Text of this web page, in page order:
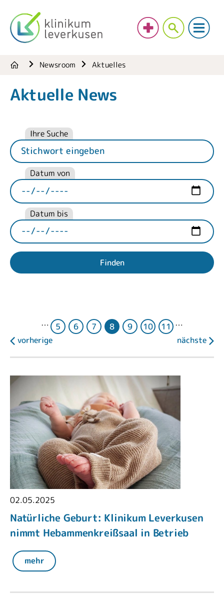
Newsroom Aktuelles
Aktuelle News
Ihre Suche
Datum von
Datum bis
Finden
vorherige
… 5 6 7 8 9 10 11 …
nächste
02.05.2025
Natürliche Geburt: Klinikum Leverkusen
nimmt Hebammenkreißsaal in Betrieb
mehr